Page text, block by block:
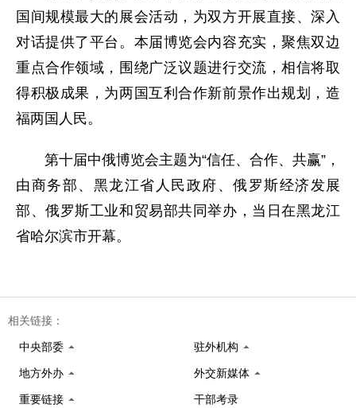
国间规模最大的展会活动，为双方开展直接、深入
对话提供了平台。本届博览会内容充实，聚焦双边
重点合作领域，围绕广泛议题进行交流，相信将取
得积极成果，为两国互利合作新前景作出规划，造
福两国人民。
第十届中俄博览会主题为“信任、合作、共赢”，
由商务部、黑龙江省人民政府、俄罗斯经济发展
部、俄罗斯工业和贸易部共同举办，当日在黑龙江
省哈尔滨市开幕。
相关链接：
中央部委 驻外机构
地方外办 外交新媒体
重要链接 干部考录